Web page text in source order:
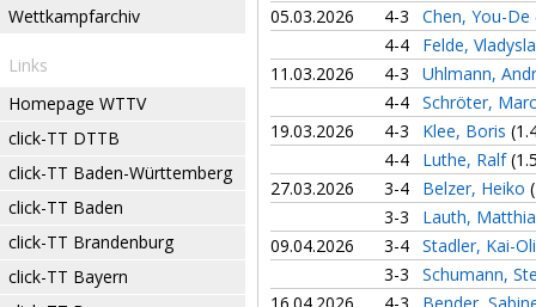
Wettkampfarchiv
Links
Homepage WTTV
click-TT DTTB
click-TT Baden-Württemberg
click-TT Baden
click-TT Brandenburg
click-TT Bayern
05.03.2026
4-3 Chen, You-De
4-4
Felde,
11.03.2026
4-3
Uhlmann,
4-4 Schröter,
19.03.2026
4-3 Klee, Boris
4-4
Luthe, Ralf
27.03.2026
3-4 Belzer, Heiko
3-3
Lauth,
09.04.2026
3-4 Stadler, Kai-
3-3
Schumann,